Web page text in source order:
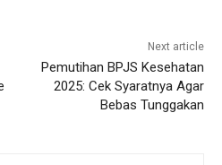
Next article
Pemutihan BPJS Kesehatan
2025: Cek Syaratnya Agar
Bebas Tunggakan